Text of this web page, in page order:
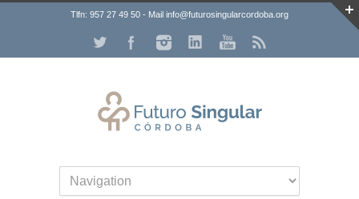
Tlfn: 957 27 49 50 - Mail info@futurosingularcordoba.org